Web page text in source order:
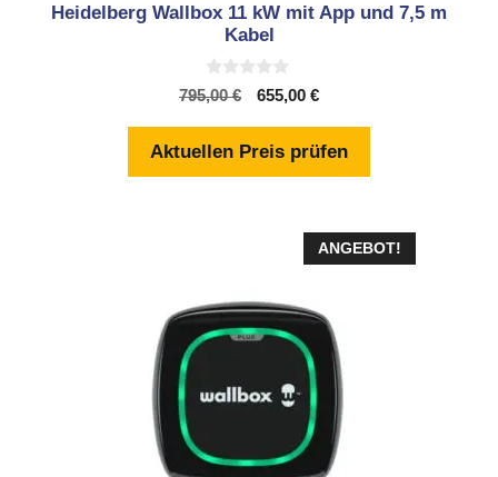
Heidelberg Wallbox 11 kW mit App und 7,5 m
Kabel
0
v
5
795,00€
Ursprünglicher
war:
795,00 €
655,00 €Aktueller
ist:
Aktuellen Preis prüfen
ANGEBOT!